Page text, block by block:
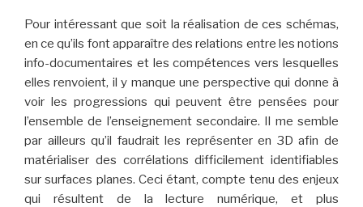
Pour intéressant que soit la réalisation de ces schémas,
en ce qu’ils font apparaître des relations entre les notions
info-documentaires et les compétences vers lesquelles
elles renvoient, il y manque une perspective qui donne à
voir les progressions qui peuvent être pensées pour
l’ensemble de l’enseignement secondaire. Il me semble
par ailleurs qu’il faudrait les représenter en 3D afin de
matérialiser des corrélations difficilement identifiables
sur surfaces planes. Ceci étant, compte tenu des enjeux
qui résultent de la lecture numérique, et plus